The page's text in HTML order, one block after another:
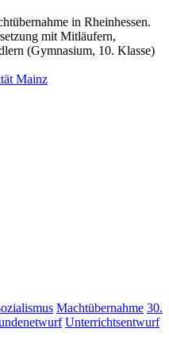
in Rheinhessen.
mit Mitläufern,
(Gymnasium, 10. Klasse)
Mainz
Machtübernahme 30.
Unterrichtsentwurf